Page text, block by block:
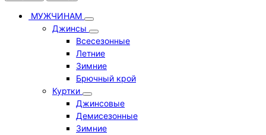
МУЖЧИНАМ
Джинсы
Всесезонные
Летние
Зимние
Брючный крой
Куртки
Джинсовые
Демисезонные
Зимние